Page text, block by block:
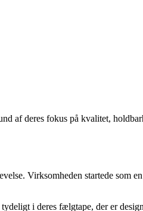
af deres fokus på kvalitet,
Virksomheden startede som
i deres fælgtape, der er